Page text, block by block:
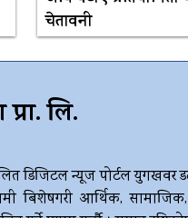
चेतावनी
लि.
डिजिटल न्यूज पोर्टल युगखवर
बिशेषगरी आर्थिक,